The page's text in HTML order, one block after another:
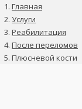
Главная
Услуги
Реабилитация
После переломов
Плюсневой кости